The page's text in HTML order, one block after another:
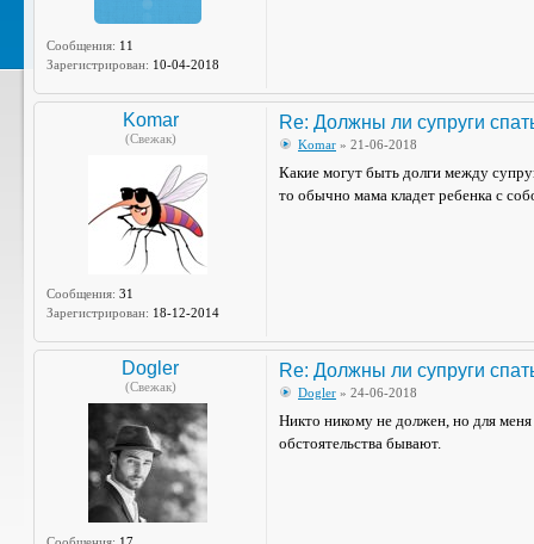
Сообщения: 11
Зарегистрирован: 10-04-2018
Komar
(Свежак)
Сообщения: 31
Зарегистрирован: 18-12-2014
Re: Должны ли супруги
Komar » 21-06-2018
Какие могут быть долги между
то обычно мама кладет ребенка с
Dogler
(Свежак)
Re: Должны ли супруги
Dogler » 24-06-2018
Никто никому не должен, но для
обстоятельства бывают.